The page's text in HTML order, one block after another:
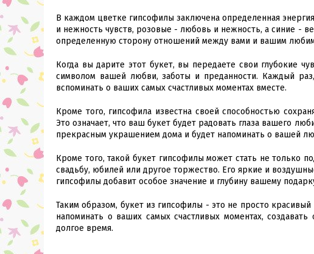
В каждом цветке гипсофилы заключена определенная
и нежность чувств, розовые - любовь и нежность, а синие -
определенную сторону отношений между вами и вашим
Когда вы дарите этот букет, вы передаете свои глубокие
символом вашей любви, заботы и преданности. Каждый
вспоминать о ваших самых счастливых моментах вместе.
Кроме того, гипсофила известна своей способностью
Это означает, что ваш букет будет радовать глаза вашего
прекрасным украшением дома и будет напоминать о вашей
Кроме того, такой букет гипсофилы может стать не только
свадьбу, юбилей или другое торжество. Его яркие и
гипсофилы добавит особое значение и глубину вашему
Таким образом, букет из гипсофилы - это не просто
напоминать о ваших самых счастливых моментах,
долгое время.